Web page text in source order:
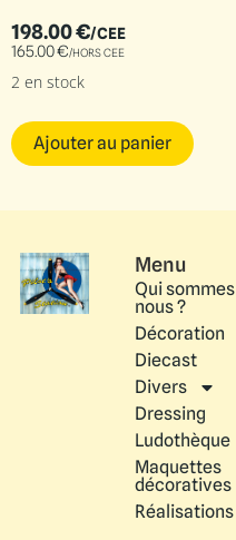
198.00€/CEE
165.00€/HORS CEE
2 en stock
Ajouter au panier
Menu
Qui sommes
nous ?
Décoration
Diecast
Divers
Dressing
Ludothèque
Maquettes
décoratives
Réalisations